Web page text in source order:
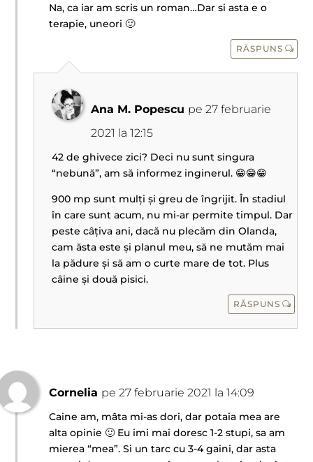
Na, ca iar am scris un roman…Dar si asta e o
terapie, uneori 🙂
RĂSPUNS
Ana M. Popescu pe 27 februarie
2021 la 12:15
42 de ghivece zici? Deci nu sunt singura
“nebună”, am să informez inginerul. 😁😁😁
900 mp sunt mulți și greu de îngrijit. În stadiul
în care sunt acum, nu mi-ar permite timpul. Dar
peste câțiva ani, dacă nu plecăm din Olanda,
cam ăsta este și planul meu, să ne mutăm mai
la pădure și să am o curte mare de tot. Plus
câine și două pisici.
RĂSPUNS
Cornelia pe 27 februarie 2021 la 14:09
Caine am, mâta mi-as dori, dar potaia mea are
alta opinie 🙂 Eu imi mai doresc 1-2 stupi, sa am
mierea “mea”. Si un tarc cu 3-4 gaini, dar asta